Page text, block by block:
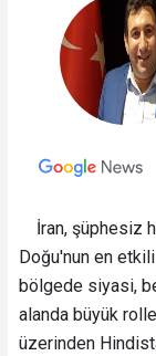
İran, şüphesiz
Doğu'nun en
bölgede siyasi,
alanda büyük
üzerinden